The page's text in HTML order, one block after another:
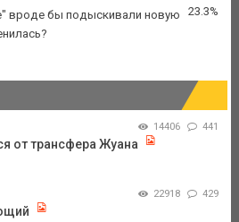
вроде бы подыскивали новую
23.3%
14406 441
от трансфера Жуана
22918 429